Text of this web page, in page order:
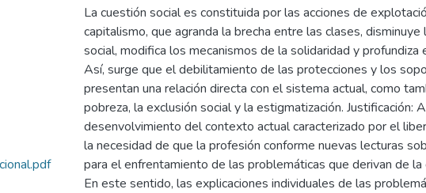
La cuestión social es constituida por las acciones de
capitalismo, que agranda la brecha entre las clases, disminuye
social, modifica los mecanismos de la solidaridad y profundiza
Así, surge que el debilitamiento de las protecciones y los
presentan una relación directa con el sistema actual, como
pobreza, la exclusión social y la estigmatización. Justificación:
desenvolvimiento del contexto actual caracterizado por el
la necesidad de que la profesión conforme nuevas lecturas
para el enfrentamiento de las problemáticas que derivan de la
En este sentido, las explicaciones individuales de las